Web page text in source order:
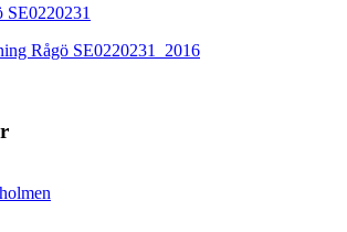
SE0220231
Rågö SE0220231_2016